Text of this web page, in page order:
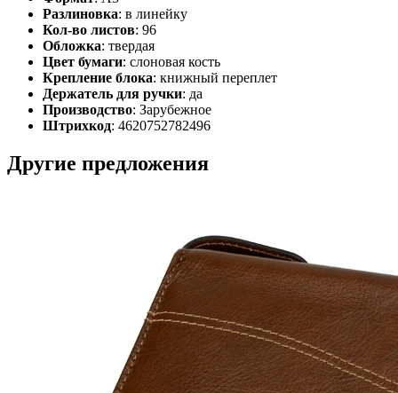
Разлиновка: в линейку
Кол-во листов: 96
Обложка: твердая
Цвет бумаги: слоновая кость
Крепление блока: книжный переплет
Держатель для ручки: да
Производство: Зарубежное
Штрихкод: 4620752782496
Другие предложения